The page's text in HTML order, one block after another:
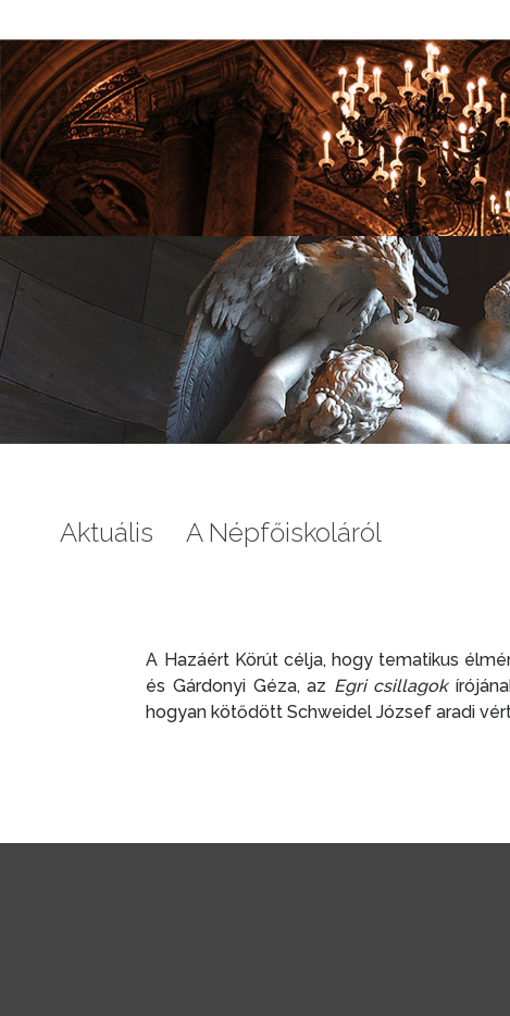
Aktuális
A Népfőiskoláról
A Hazáért Körút célja, hogy tematikus
és Gárdonyi Géza, az Egri csillagok
hogyan kötődött Schweidel József aradi